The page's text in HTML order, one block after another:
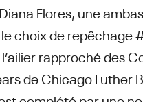
Flores, une
choix de repêchage
rapproché des
de Chicago Luther